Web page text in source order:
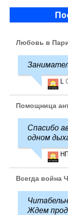
Любовь в
L
Помощница
Спасибо
одном
НП
Всегда война
Ждем